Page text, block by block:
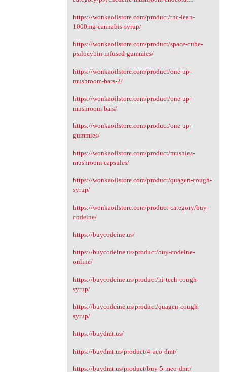
https://wonkaoilstore.com/product/thc-lean-
1000mg-cannabis-syrup/
https://wonkaoilstore.com/product/space-cube-
psilocybin-infused-gummies/
https://wonkaoilstore.com/product/one-up-
mushroom-bars-2/
https://wonkaoilstore.com/product/one-up-
mushroom-bars/
https://wonkaoilstore.com/product/one-up-
gummies/
https://wonkaoilstore.com/product/mushies-
mushroom-capsules/
https://wonkaoilstore.com/product/quagen-cough-
syrup/
https://wonkaoilstore.com/product-category/buy-
codeine/
https://buycodeine.us/
https://buycodeine.us/product/buy-codeine-
online/
https://buycodeine.us/product/hi-tech-cough-
syrup/
https://buycodeine.us/product/quagen-cough-
syrup/
https://buydmt.us/
https://buydmt.us/product/4-aco-dmt/
https://buydmt.us/product/buy-5-meo-dmt/